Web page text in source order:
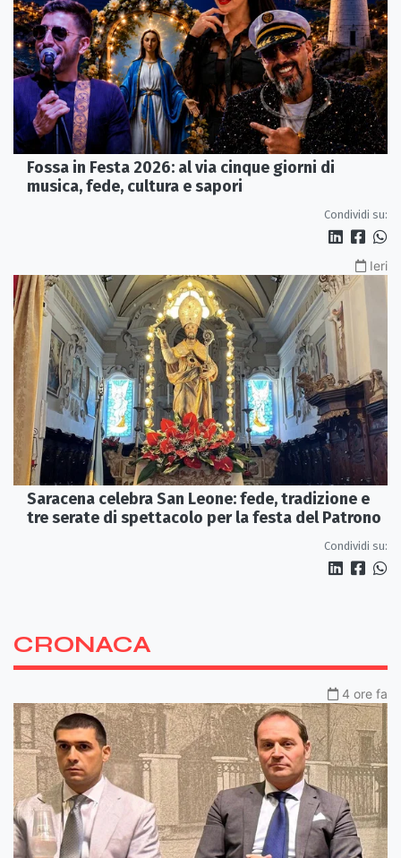
Fossa in Festa 2026: al via cinque giorni di
musica, fede, cultura e sapori
Condividi su:
Ieri
Saracena celebra San Leone: fede, tradizione e
tre serate di spettacolo per la festa del Patrono
Condividi su:
CRONACA
4 ore fa